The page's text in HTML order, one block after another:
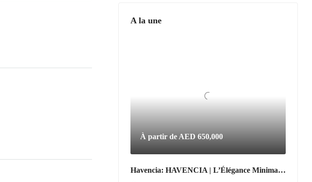
A la une
À partir de AED 650,000
Havencia: HAVENCIA | L’Élégance Minimaliste au Cœur du Nouveau Dubaï